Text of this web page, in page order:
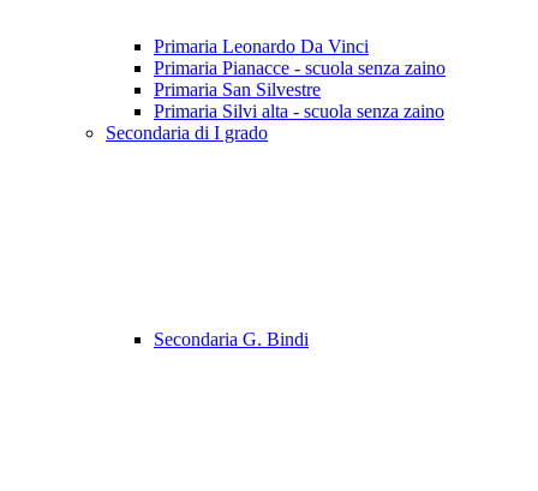
Primaria Leonardo Da Vinci
Primaria Pianacce - scuola senza zaino
Primaria San Silvestre
Primaria Silvi alta - scuola senza zaino
Secondaria di I grado
Secondaria G. Bindi